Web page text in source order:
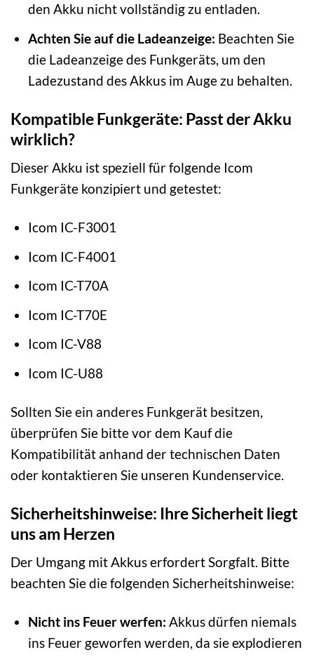
den Akku nicht vollständig zu entladen.
Achten Sie auf die Ladeanzeige: Beachten Sie
die Ladeanzeige des Funkgeräts, um den
Ladezustand des Akkus im Auge zu behalten.
Kompatible Funkgeräte: Passt der Akku
wirklich?
Dieser Akku ist speziell für folgende Icom
Funkgeräte konzipiert und getestet:
Icom IC-F3001
Icom IC-F4001
Icom IC-T70A
Icom IC-T70E
Icom IC-V88
Icom IC-U88
Sollten Sie ein anderes Funkgerät besitzen,
überprüfen Sie bitte vor dem Kauf die
Kompatibilität anhand der technischen Daten
oder kontaktieren Sie unseren Kundenservice.
Sicherheitshinweise: Ihre Sicherheit liegt
uns am Herzen
Der Umgang mit Akkus erfordert Sorgfalt. Bitte
beachten Sie die folgenden Sicherheitshinweise:
Nicht ins Feuer werfen: Akkus dürfen niemals
ins Feuer geworfen werden, da sie explodieren